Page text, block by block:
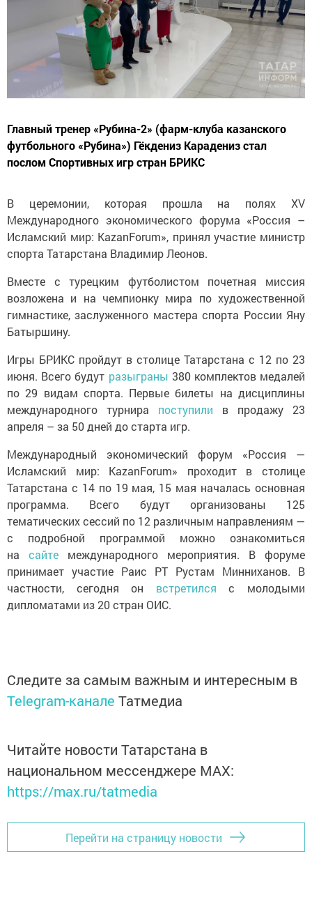
Главный тренер «Рубина-2» (фарм-клуба казанского
футбольного «Рубина») Гёкдениз Карадениз стал
послом Спортивных игр стран БРИКС
В церемонии, которая прошла на полях XV
Международного экономического форума «Россия –
Исламский мир: KazanForum», принял участие министр
спорта Татарстана Владимир Леонов.
Вместе с турецким футболистом почетная миссия
возложена и на чемпионку мира по художественной
гимнастике, заслуженного мастера спорта России Яну
Батыршину.
Игры БРИКС пройдут в столице Татарстана с 12 по 23
июня. Всего будут разыграны 380 комплектов медалей
по 29 видам спорта. Первые билеты на дисциплины
международного турнира поступили в продажу 23
апреля – за 50 дней до старта игр.
Международный экономический форум «Россия —
Исламский мир: KazanForum» проходит в столице
Татарстана с 14 по 19 мая, 15 мая началась основная
программа. Всего будут организованы 125
тематических сессий по 12 различным направлениям —
с подробной программой можно ознакомиться
на сайте международного мероприятия. В форуме
принимает участие Раис РТ Рустам Минниханов. В
частности, сегодня он встретилсяс молодыми
дипломатами из 20 стран ОИС.
Следите за самым важным и интересным в
Telegram-канале Татмедиа
Читайте новости Татарстана в
национальном мессенджере MАХ:
https://max.ru/tatmedia
Перейти на страницу новости